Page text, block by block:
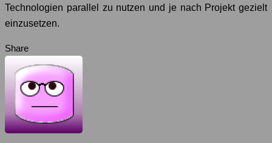
Technologien parallel zu nutzen und je nach Projekt gezielt
einzusetzen.
Share